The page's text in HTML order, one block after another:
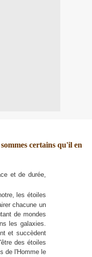
certains qu'il en
et de durée,
les étoiles
chacune un
de mondes
les galaxies.
et succèdent
des étoiles
de l'Homme le